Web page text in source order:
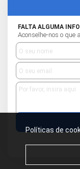
FALTA ALGUMA
Aconselhe-nos o que
Políticas de